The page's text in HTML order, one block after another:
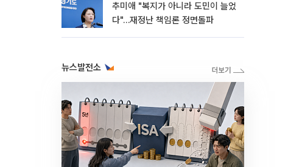
추미애 "복지가 아니라 도민이 늘었
다"…재정난 책임론 정면돌파
뉴스발전소